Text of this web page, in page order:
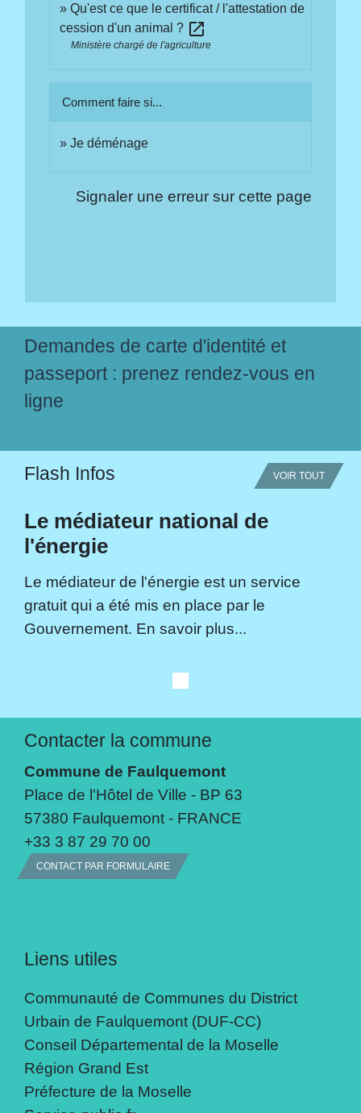
Qu'est ce que le certificat / l'attestation de
cession d'un animal ? open_in_new
Ministère chargé de l'agriculture
Comment faire si...
Je déménage
Signaler une erreur sur cette page
Demandes de carte d'identité et
passeport : prenez rendez-vous en
ligne
Flash Infos VOIR TOUT
Le médiateur national de
l'énergie
Le médiateur de l'énergie est un service
gratuit qui a été mis en place par le
Gouvernement. En savoir plus...
Contacter la commune
Commune de Faulquemont
Place de l'Hôtel de Ville - BP 63
57380 Faulquemont - FRANCE
+33 3 87 29 70 00
CONTACT PAR FORMULAIRE
Liens utiles
Communauté de Communes du District
Urbain de Faulquemont (DUF-CC)
Conseil Départemental de la Moselle
Région Grand Est
Préfecture de la Moselle